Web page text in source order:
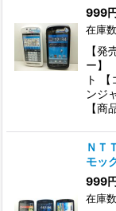
999
在庫
【
ー】
ト
ンジ
【
ＮＴ
モッ
999
在庫